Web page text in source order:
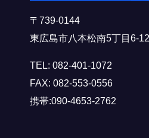
〒739-0144
東広島市八本松南5丁目6-
TEL: 082-401-1072
FAX: 082-553-0556
携帯:090-4653-2762